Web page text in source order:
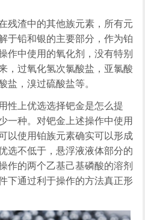
残渣中的其他族元素，所有元
于铅和银的主要部分，作为铂
作中使用的氧化剂，没有特别
，过氧化氢次氯酸盐，亚氯酸
盐，溴过硫酸盐等。
性上优选选择钯金是怎么提
一种。对钯金上述操作中使用
以使用铂族元素确实可以形成
选不低于，悬浮液液体部分的
作的两个乙基己基磷酸的溶剂
下通过利于操作的方法真正形